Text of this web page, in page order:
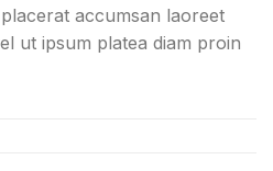
accumsan laoreet
ut ipsum platea diam proin